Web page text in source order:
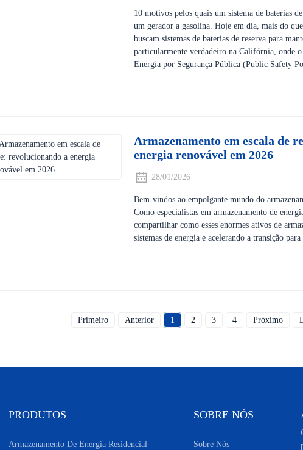
10 motivos pelos quais um sistema de baterias
um gerador a gasolina. Hoje em dia, mais do
buscam sistemas de baterias de reserva para
particularmente verdadeiro na Califórnia, onde
Energia por Segurança Pública (Public Safety
Armazenamento em escala de
energia renovável em 2026
28/01/2026
Bem-vindos ao empolgante mundo do
Como especialistas em armazenamento de
compartilhar como esses enormes ativos de
sistemas de energia e acelerando a transição
Primeiro Anterior 1 2 3 4 Próximo
PRODUTOS
Armazenamento De Energia Residencial
SOBRE NÓS
Sobre Nós